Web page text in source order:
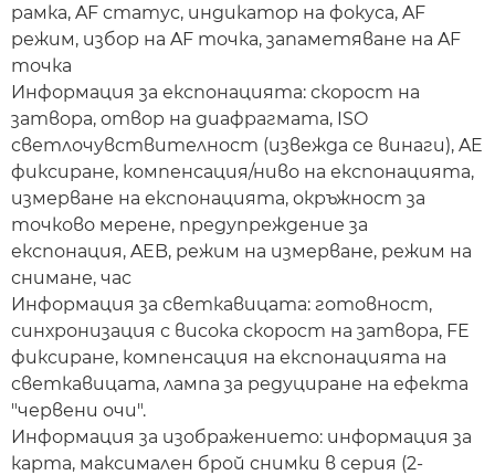
рамка, AF статус, индикатор на фокуса, AF
режим, избор на AF точка, запаметяване на AF
точка
Информация за експонацията: скорост на
затвора, отвор на диафрагмата, ISO
светлочувствителност (извежда се винаги), AE
фиксиране, компенсация/ниво на експонацията,
измерване на експонацията, окръжност за
точково мерене, предупреждение за
експонация, AEB, режим на измерване, режим на
снимане, час
Информация за светкавицата: готовност,
синхронизация с висока скорост на затвора, FE
фиксиране, компенсация на експонацията на
светкавицата, лампа за редуциране на ефекта
"червени очи".
Информация за изображението: информация за
карта, максимален брой снимки в серия (2-